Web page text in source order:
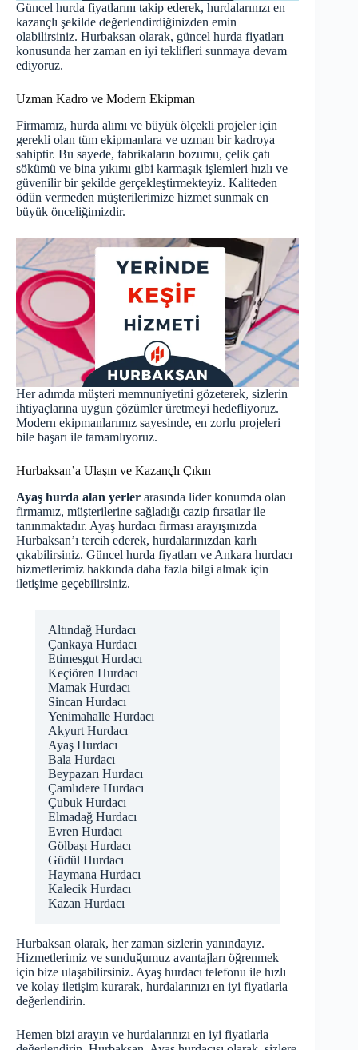
Güncel hurda fiyatlarını takip ederek, hurdalarınızı en
kazançlı şekilde değerlendirdiğinizden emin
olabilirsiniz. Hurbaksan olarak, güncel hurda fiyatları
konusunda her zaman en iyi teklifleri sunmaya devam
ediyoruz.
Uzman Kadro ve Modern Ekipman
Firmamız, hurda alımı ve büyük ölçekli projeler için
gerekli olan tüm ekipmanlara ve uzman bir kadroya
sahiptir. Bu sayede, fabrikaların bozumu, çelik çatı
sökümü ve bina yıkımı gibi karmaşık işlemleri hızlı ve
güvenilir bir şekilde gerçekleştirmekteyiz. Kaliteden
ödün vermeden müşterilerimize hizmet sunmak en
büyük önceliğimizdir.
Her adımda müşteri memnuniyetini gözeterek, sizlerin
ihtiyaçlarına uygun çözümler üretmeyi hedefliyoruz.
Modern ekipmanlarımız sayesinde, en zorlu projeleri
bile başarı ile tamamlıyoruz.
Hurbaksan’a Ulaşın ve Kazançlı Çıkın
Ayaş hurda alan yerler arasında lider konumda olan
firmamız, müşterilerine sağladığı cazip fırsatlar ile
tanınmaktadır. Ayaş hurdacı firması arayışınızda
Hurbaksan’ı tercih ederek, hurdalarınızdan karlı
çıkabilirsiniz. Güncel hurda fiyatları ve Ankara hurdacı
hizmetlerimiz hakkında daha fazla bilgi almak için
iletişime geçebilirsiniz.
Altındağ Hurdacı
Çankaya Hurdacı
Etimesgut Hurdacı
Keçiören Hurdacı
Mamak Hurdacı
Sincan Hurdacı
Yenimahalle Hurdacı
Akyurt Hurdacı
Ayaş Hurdacı
Bala Hurdacı
Beypazarı Hurdacı
Çamlıdere Hurdacı
Çubuk Hurdacı
Elmadağ Hurdacı
Evren Hurdacı
Gölbaşı Hurdacı
Güdül Hurdacı
Haymana Hurdacı
Kalecik Hurdacı
Kazan Hurdacı
Hurbaksan olarak, her zaman sizlerin yanındayız.
Hizmetlerimiz ve sunduğumuz avantajları öğrenmek
için bize ulaşabilirsiniz. Ayaş hurdacı telefonu ile hızlı
ve kolay iletişim kurarak, hurdalarınızı en iyi fiyatlarla
değerlendirin.
Hemen bizi arayın ve hurdalarınızı en iyi fiyatlarla